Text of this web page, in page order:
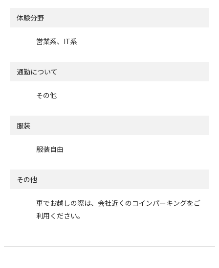
体験分野
営業系、IT系
通勤について
その他
服装
服装自由
その他
車でお越しの際は、会社近くのコインパーキングをご
利用ください。